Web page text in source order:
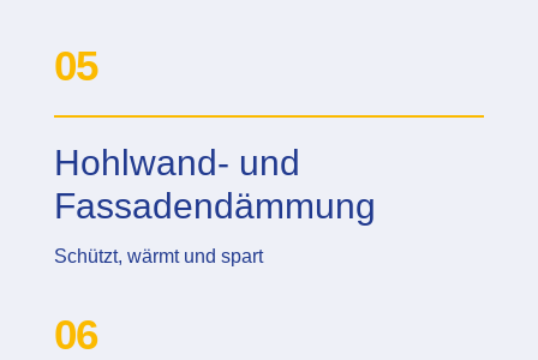
05
Hohlwand- und
Fassadendämmung
Schützt, wärmt und spart
06